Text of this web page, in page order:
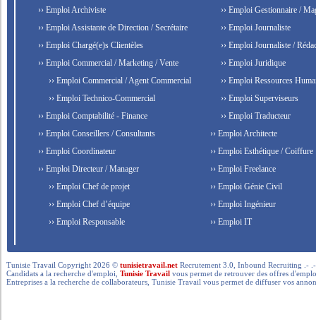
›› Emploi Archiviste
›› Emploi Assistante de Direction / Secrétaire
›› Emploi Chargé(e)s Clientèles
›› Emploi Commercial / Marketing / Vente
›› Emploi Commercial / Agent Commercial
›› Emploi Technico-Commercial
›› Emploi Comptabilité - Finance
›› Emploi Conseillers / Consultants
›› Emploi Coordinateur
›› Emploi Directeur / Manager
›› Emploi Chef de projet
›› Emploi Chef d’équipe
›› Emploi Responsable
›› Emploi Gestionnaire /
›› Emploi Journaliste
›› Emploi Journaliste /
›› Emploi Juridique
›› Emploi Ressources
›› Emploi Superviseurs
›› Emploi Traducteur
›› Emploi Architecte
›› Emploi Esthétique / Coiffure
›› Emploi Freelance
›› Emploi Génie Civil
›› Emploi Ingénieur
›› Emploi IT
Tunisie Travail Copyright 2026 ©tunisietravail.net Recrutement 3.0, Inbound Recruiting .-
Candidats a la recherche d'emploi,Tunisie Travail vous permet de retrouver des offres
Entreprises a la recherche de collaborateurs, Tunisie Travail vous permet de diffuser vos